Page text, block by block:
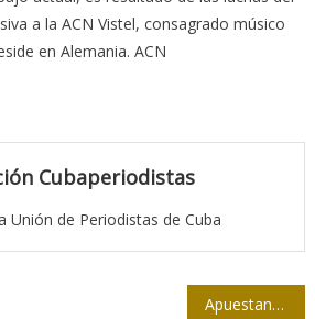
a la ACN Vistel, consagrado músico
en Alemania. ACN
Cubaperiodistas
Unión de Periodistas de Cuba
Apuestan en Santiago de Cuba por una mayor profesionalidad en la prensa